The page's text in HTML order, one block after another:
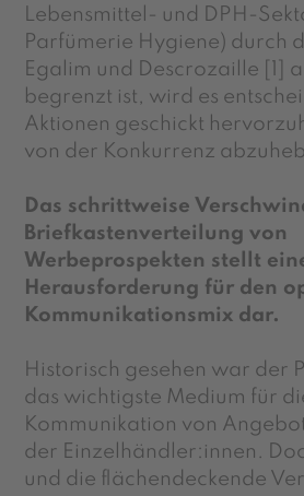
Lebensmittel- und DPH-
Parfümerie Hygiene) durch
Egalim und Descrozaille [
begrenzt ist, wird es
Aktionen geschickt
von der Konkurrenz
Das schrittweise
Briefkastenverteilung von
Werbeprospekten stellt
Herausforderung für den
Kommunikationsmix dar.
Historisch gesehen war der
das wichtigste Medium für
Kommunikation von
der Einzelhändler:innen.
und die flächendeckende